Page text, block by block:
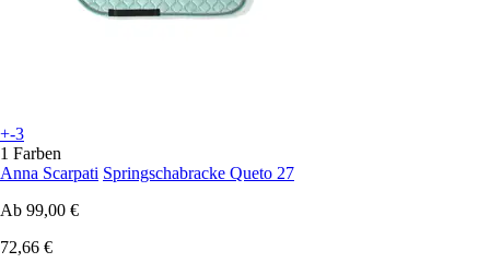
+-3
1 Farben
Anna Scarpati Springschabracke Queto 27
Ab 99,00 €
72,66 €